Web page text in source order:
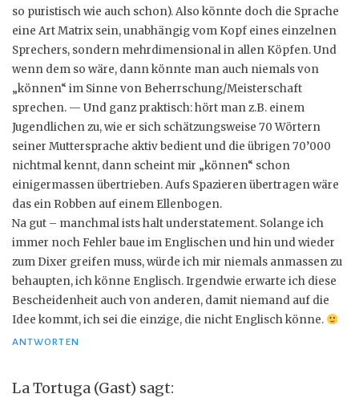
so puristisch wie auch schon). Also könnte doch die Sprache
eine Art Matrix sein, unabhängig vom Kopf eines einzelnen
Sprechers, sondern mehrdimensional in allen Köpfen. Und
wenn dem so wäre, dann könnte man auch niemals von
„können“ im Sinne von Beherrschung/Meisterschaft
sprechen. — Und ganz praktisch: hört man z.B. einem
Jugendlichen zu, wie er sich schätzungsweise 70 Wörtern
seiner Muttersprache aktiv bedient und die übrigen 70’000
nichtmal kennt, dann scheint mir „können“ schon
einigermassen übertrieben. Aufs Spazieren übertragen wäre
das ein Robben auf einem Ellenbogen.
Na gut – manchmal ists halt understatement. Solange ich
immer noch Fehler baue im Englischen und hin und wieder
zum Dixer greifen muss, würde ich mir niemals anmassen zu
behaupten, ich könne Englisch. Irgendwie erwarte ich diese
Bescheidenheit auch von anderen, damit niemand auf die
Idee kommt, ich sei die einzige, die nicht Englisch könne.
ANTWORTEN
La Tortuga (Gast) sagt: